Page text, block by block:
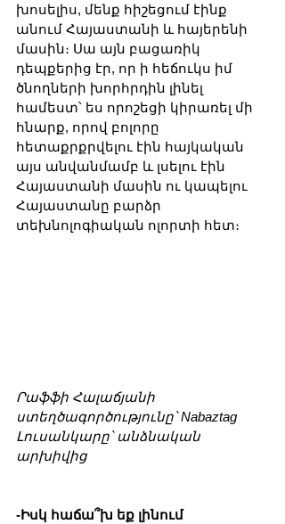
խոսելիս, մենք հիշեցում էինք
անում Հայաստանի և հայերենի
մասին։ Սա այն բացառիկ
դեպքերից էր, որ ի հեճուկս իմ
ծնողների խորհրդին լինել
համեստ՝ ես որոշեցի կիրառել մի
հնարք, որով բոլորը
հետաքրքրվելու էին հայկական
այս անվանմամբ և լսելու էին
Հայաստանի մասին ու կապելու
Հայաստանը բարձր
տեխնոլոգիական ոլորտի հետ։
Րաֆֆի Հալաճյանի
ստեղծագործությունը՝ Nabaztag
Լուսանկարը՝ անձնական
արխիվից
-Իսկ հաճա՞խ եք լինում